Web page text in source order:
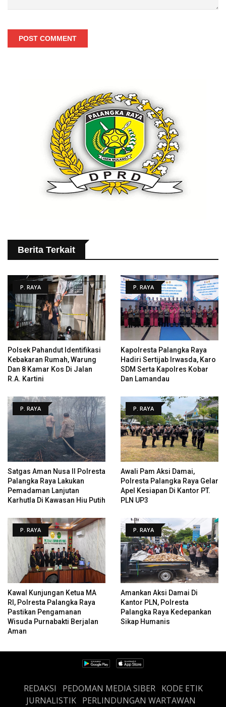
POST COMMENT
Berita Terkait
P. RAYA
Polsek Pahandut Identifikasi
Kebakaran Rumah, Warung
Dan 8 Kamar Kos Di Jalan
R.A. Kartini
P. RAYA
Kapolresta Palangka Raya
Hadiri Sertijab Irwasda, Karo
SDM Serta Kapolres Kobar
Dan Lamandau
P. RAYA
Satgas Aman Nusa II Polresta
Palangka Raya Lakukan
Pemadaman Lanjutan
Karhutla Di Kawasan Hiu Putih
P. RAYA
Awali Pam Aksi Damai,
Polresta Palangka Raya Gelar
Apel Kesiapan Di Kantor PT.
PLN UP3
P. RAYA
Kawal Kunjungan Ketua MA
RI, Polresta Palangka Raya
Pastikan Pengamanan
Wisuda Purnabakti Berjalan
Aman
P. RAYA
Amankan Aksi Damai Di
Kantor PLN, Polresta
Palangka Raya Kedepankan
Sikap Humanis
REDAKSI PEDOMAN MEDIA SIBER
KODE ETIK
JURNALISTIK PERLINDUNGAN WARTAWAN